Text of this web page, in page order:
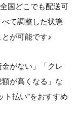
国どこでも配送可
て調整した状態
が可能です♪
がない 」「クレ
が高くなる 」な
ト払い”をおすすめ